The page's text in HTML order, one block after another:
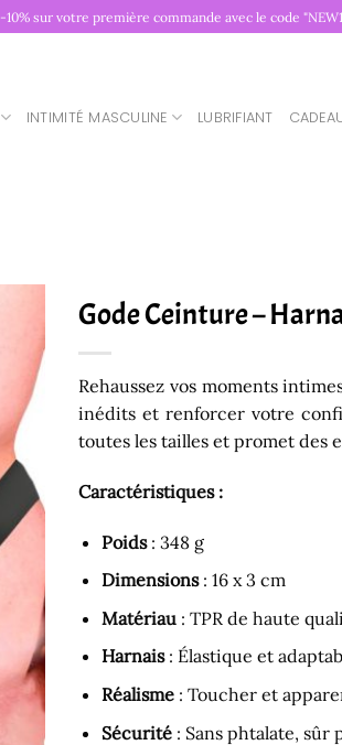
-10% sur votre première commande avec le code
INTIMITÉ MASCULINE LUBRIFIANT
Gode Ceinture –
Rehaussez vos moments
inédits et renforcer votre
toutes les tailles et promet des
Caractéristiques :
Poids: 348 g
Dimensions: 16 x 3 cm
Matériau: TPR de haute
Harnais: Élastique et
Réalisme: Toucher et
Sécurité: Sans phtalate, sûr